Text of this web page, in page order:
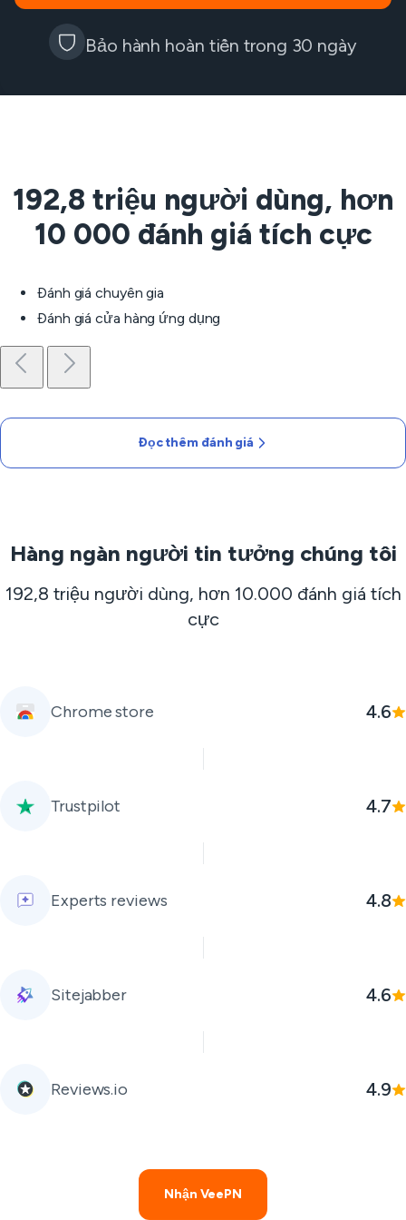
Bảo hành hoàn tiền trong 30 ngày
192,8 triệu người dùng, hơn
10 000 đánh giá tích cực
Đánh giá chuyên gia
Đánh giá cửa hàng ứng dụng
Đọc thêm đánh giá
Hàng ngàn người tin tưởng chúng tôi
192,8 triệu người dùng, hơn 10.000 đánh giá tích
cực
Chrome store 4.6
Trustpilot 4.7
Experts reviews 4.8
Sitejabber 4.6
Reviews.io 4.9
Nhận VeePN